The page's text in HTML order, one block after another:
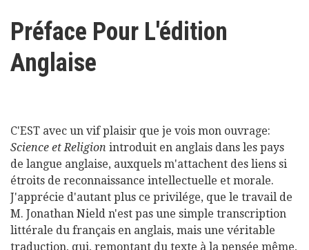
News
here
Préface Pour L'édition
Anglaise
C'EST avec un vif plaisir que je vois mon ouvrage:
Science et Religion introduit en anglais dans les pays
de langue anglaise, auxquels m'attachent des liens si
étroits de reconnaissance intellectuelle et morale.
J'apprécie d'autant plus ce privilége, que le travail de
M. Jonathan Nield n'est pas une simple transcription
littérale du français en anglais, mais une véritable
traduction, qui, remontant du texte à la pensée même,